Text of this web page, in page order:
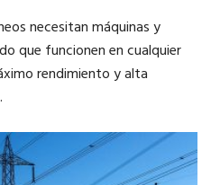
necesitan máquinas y
que funcionen en cualquier
rendimiento y alta